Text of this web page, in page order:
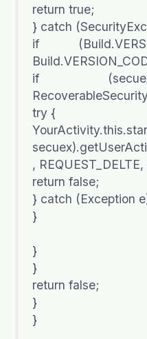
return true;
} catch
if
if
try {
,
return false;
} catch (Exception
}
}
}
return false;
}
}